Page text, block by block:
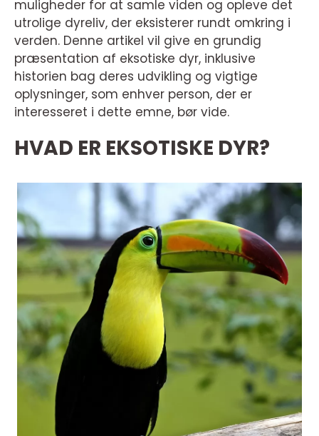
muligheder for at samle viden og opleve det
utrolige dyreliv, der eksisterer rundt omkring i
verden. Denne artikel vil give en grundig
præsentation af eksotiske dyr, inklusive
historien bag deres udvikling og vigtige
oplysninger, som enhver person, der er
interesseret i dette emne, bør vide.
HVAD ER EKSOTISKE DYR?